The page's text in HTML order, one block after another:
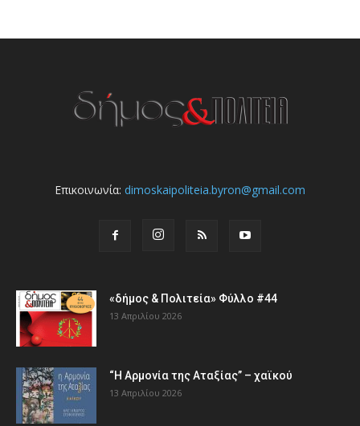
Επικοινωνία: dimoskaipoliteia.byron@gmail.com
«δήμος & Πολιτεία» Φύλλο #44
13 Απριλίου 2026
“Η Αρμονία της Αταξίας” – χαϊκού
13 Απριλίου 2026